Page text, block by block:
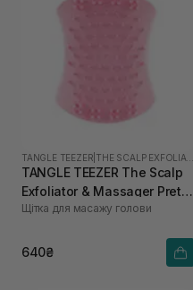
TANGLE TEEZER THE SCALP EXFOLIATOR AND MASSAGER
TANGLE TEEZER The Scalp
Exfoliator & Massager Pretty
Pink
Щітка для масажу голови
640₴